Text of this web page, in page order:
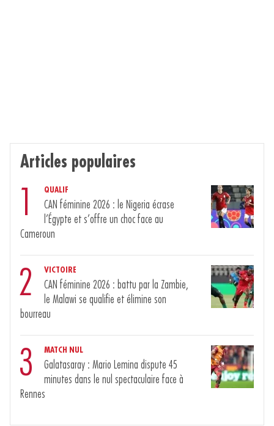
Articles populaires
QUALIF
CAN féminine 2026 : le Nigeria écrase
l’Égypte et s’offre un choc face au
Cameroun
2 VICTOIRE
CAN féminine 2026 : battu par la Zambie,
le Malawi se qualifie et élimine son
bourreau
3 MATCH NUL
Galatasaray : Mario Lemina dispute 45
minutes dans le nul spectaculaire face à
Rennes